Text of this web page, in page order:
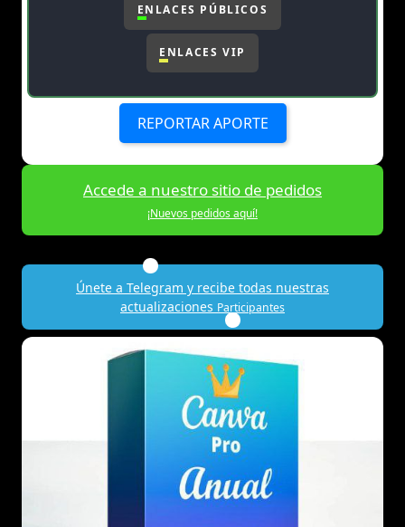
ENLACES PÚBLICOS
ENLACES VIP
REPORTAR APORTE
Accede a nuestro sitio de pedidos
¡Nuevos pedidos aquí!
Únete a Telegram y recibe todas nuestras
actualizaciones Participantes